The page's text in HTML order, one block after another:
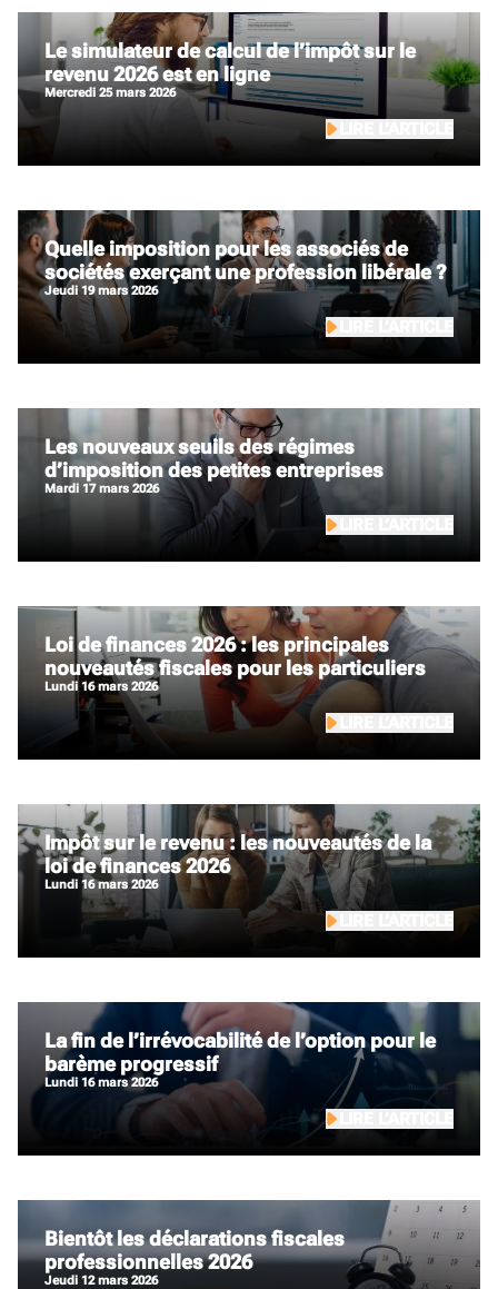
Le simulateur de calcul de l’impôt sur le
revenu 2026 est en ligne
mercredi 25 mars 2026
Quelle imposition pour les associés de
sociétés exerçant une profession libérale ?
jeudi 19 mars 2026
Les nouveaux seuils des régimes
d’imposition des petites entreprises
mardi 17 mars 2026
Loi de finances 2026 : les principales
nouveautés fiscales pour les particuliers
lundi 16 mars 2026
Impôt sur le revenu : les nouveautés de la
loi de finances 2026
lundi 16 mars 2026
La fin de l’irrévocabilité de l’option pour le
barème progressif
lundi 16 mars 2026
Bientôt les déclarations fiscales
professionnelles 2026
jeudi 12 mars 2026